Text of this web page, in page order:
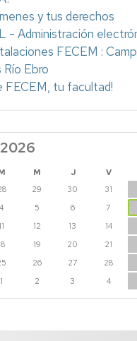
y tus derechos
- Administración
FECEM :
Río Ebro
FECEM, tu facultad!
M J V
29 30 31
4 5 6 7
11 12 13 14
19 20 21
26 27 28
1 2 3 4